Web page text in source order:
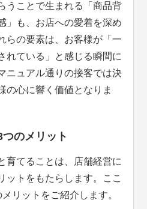
うことで生まれる「商品背
」も、お店への愛着を深め
らの要素は、お客様が「一
れている」と感じる瞬間に
ニュアル通りの接客では決
の心に響く価値となりま
のメリット
育てることは、店舗経営に
ットをもたらします。ここ
リットをご紹介します。